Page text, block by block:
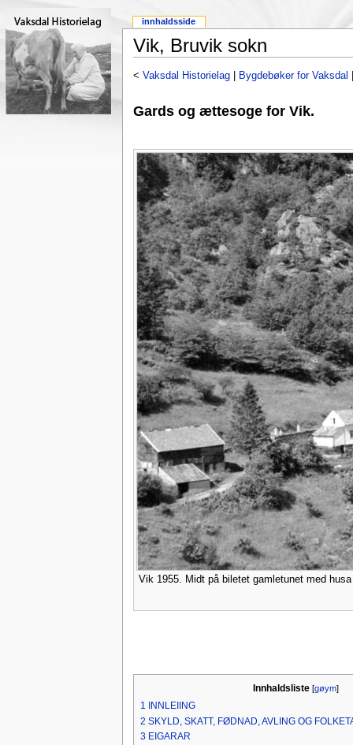
Vik, Bruvik sokn
< Vaksdal Historielag| Bygdebøker for Vaksdal
Gards og ættesoge for Vik.
Vik 1955. Midt på biletet gamletunet med
Innhaldsliste [gøym]
1
INNLEIING
2 SKYLD, SKATT, FØDNAD, AVLING OG
3 EIGARAR
innhaldsside